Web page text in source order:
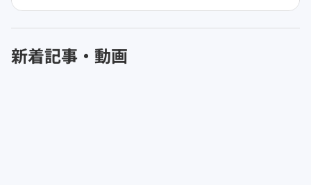
新着記事・動画